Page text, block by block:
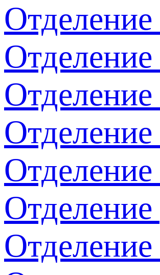
Отделение
Отделение